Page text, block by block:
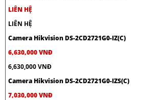
LIÊN HỆ
LIÊN HỆ
Camera Hikvision DS-2CD2721G0-IZ(C)
6,630,000 VNĐ
6,630,000 VNĐ
Camera Hikvision DS-2CD2721G0-IZS(C)
7,030,000 VNĐ